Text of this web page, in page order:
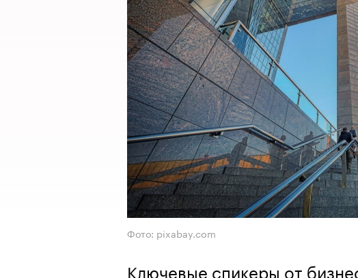
Фото: pixabay.com
Ключевые спикеры от